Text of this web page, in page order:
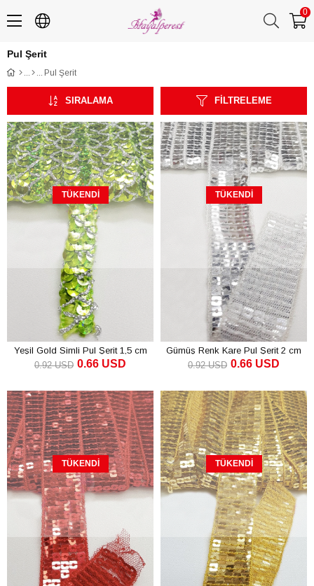
0
Pul Şerit
Pul Şerit
FILTRELEME
SIRALAMA
TÜKENDI
Yeşil Gold Simli Pul Şerit 1,5 cm
0.66 USD
0.92 USD
TÜKENDI
Gümüş Renk Kare Pul Şerit 2 cm
0.66 USD
0.92 USD
TÜKENDI TÜKENDI